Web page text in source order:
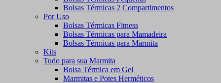
Bolsas Térmicas 2 Compartimentos
Por Uso
Bolsas Térmicas Fitness
Bolsas Térmicas para Mamadeira
Bolsas Térmicas para Marmita
Kits
Tudo para sua Marmita
Bolsa Térmica em Gel
Marmitas e Potes Herméticos